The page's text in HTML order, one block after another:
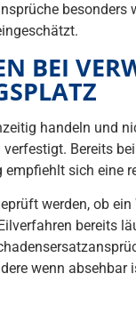
besonders
BEI
handeln und
Bereits
empfiehlt sich eine
werden, ob ein
bereits
wenn absehbar